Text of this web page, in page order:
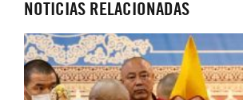
NOTICIAS RELACIONADAS